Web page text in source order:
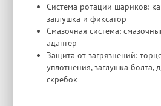
Система ротации шариков:
заглушка и фиксатор
Смазочная система:
адаптер
Защита от загрязнений:
уплотнения, заглушка болта,
скребок